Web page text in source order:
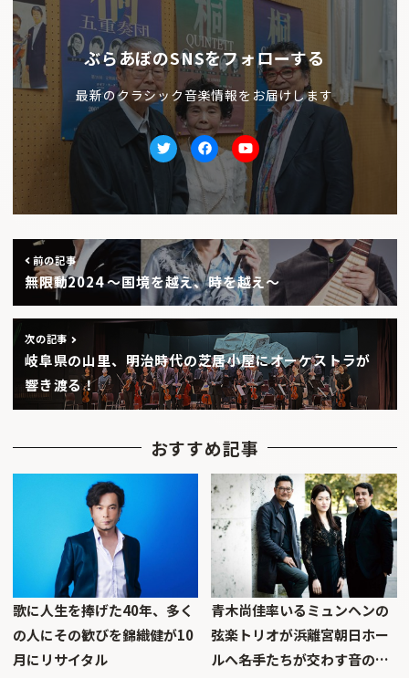
ぶらあぼのSNSをフォローする
最新のクラシック音楽情報をお届けします
TwitterfacebookYoutube
前の記事
無限動2024 ～国境を越え、時を越え～
次の記事
岐阜県の山里、明治時代の芝居小屋にオーケストラが
響き渡る！
おすすめ記事
歌に人生を捧げた40年、多く
の人にその歓びを錦織健が10
月にリサイタル
青木尚佳率いるミュンヘンの
弦楽トリオが浜離宮朝日ホー
ルへ――名手たちが交わす音の…